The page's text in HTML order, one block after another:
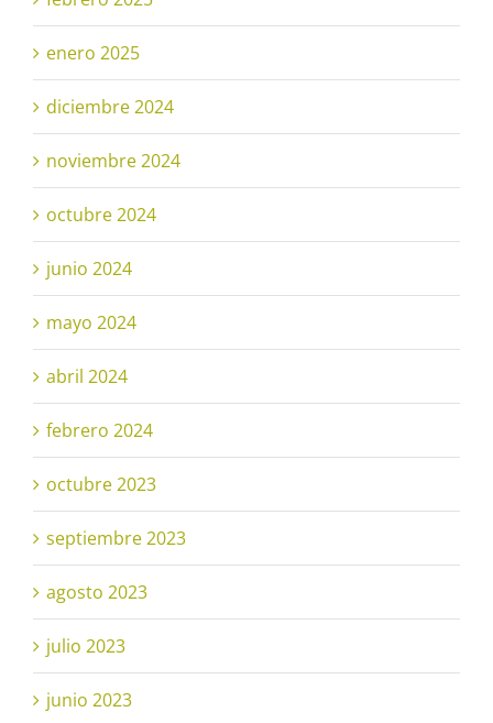
enero 2025
diciembre 2024
noviembre 2024
octubre 2024
junio 2024
mayo 2024
abril 2024
febrero 2024
octubre 2023
septiembre 2023
agosto 2023
julio 2023
junio 2023